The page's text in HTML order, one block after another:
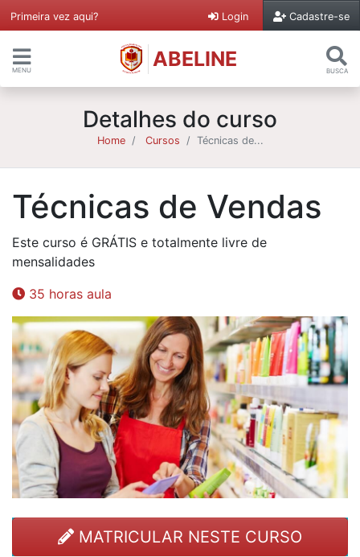
Primeira vez aqui? Login Cadastre-se
MENU ABELINE BUSCA
Detalhes do curso
Home Cursos Técnicas de...
Técnicas de Vendas
Este curso é GRÁTIS e totalmente livre de
mensalidades
35 horas aula
MATRICULAR NESTE CURSO